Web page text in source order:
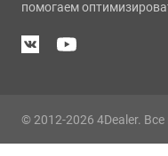
помогаем
© 2012-2026 4Dealer.